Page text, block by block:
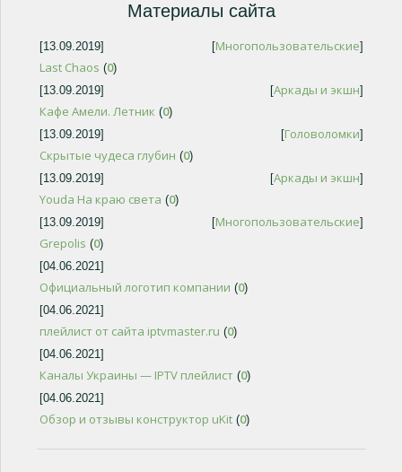
Материалы сайта
[13.09.2019] [Многопользовательские]
Last Chaos (0)
[13.09.2019]
[Аркады и экшн]
Кафе Амели. Летник (0)
[13.09.2019]
[Головоломки]
Скрытые чудеса глубин (0)
[13.09.2019]
[Аркады и экшн]
Youda На краю света (0)
[13.09.2019]
[Многопользовательские]
Grepolis (0)
[04.06.2021]
Официальный логотип компании (0)
[04.06.2021]
плейлист от сайта iptvmaster.ru (0)
[04.06.2021]
Каналы Украины — IPTV плейлист (0)
[04.06.2021]
Обзор и отзывы конструктор uKit (0)